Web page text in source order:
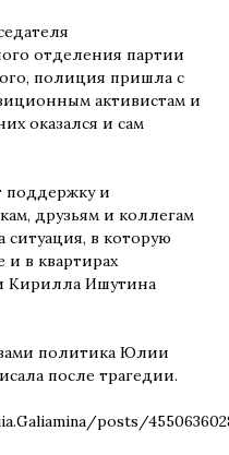
отделения партии
полиция пришла с
активистам и
оказался и сам
поддержку и
друзьям и коллегам
в которую
в квартирах
Кирилла Ишутина
политика Юлии
после трагедии.
posts/